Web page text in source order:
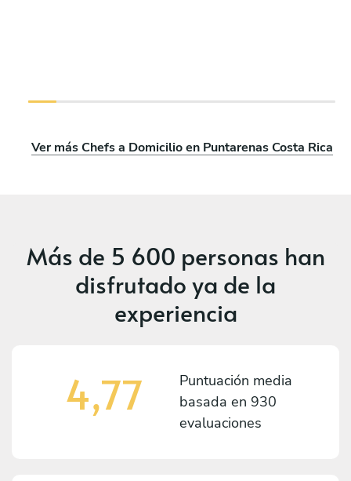
Ver más Chefs a Domicilio en Puntarenas Costa Rica
Más de 5 600 personas han
disfrutado ya de la
experiencia
4,77
Puntuación media
basada en 930
evaluaciones